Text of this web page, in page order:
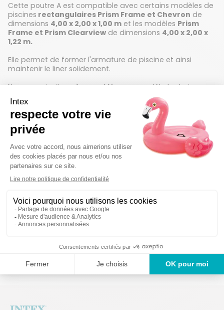
Cette poutre A est compatible avec certains modèles de
piscines rectangulaires Prism Frame et Chevron de
dimensions 4,00 x 2,00 x 1,00 m et les modèles Prism
Frame et Prism Clearview de dimensions 4,00 x 2,00 x
1,22 m.
Elle permet de former l'armature de piscine et ainsi
maintenir le liner solidement.
Nous vous invitons à vous référer au modèle technique
inscrit sur votre produit ou à votre manuel d'utilisation
afin de commander la bonne référence.
Détails techniques
Des produits
ans